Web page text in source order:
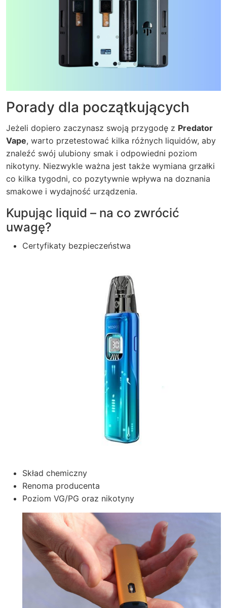
Porady dla początkujących
Jeżeli dopiero zaczynasz swoją przygodę z Predator
Vape, warto przetestować kilka różnych liquidów, aby
znaleźć swój ulubiony smak i odpowiedni poziom
nikotyny. Niezwykle ważna jest także wymiana grzałki
co kilka tygodni, co pozytywnie wpływa na doznania
smakowe i wydajność urządzenia.
Kupując liquid – na co zwrócić
uwagę?
Certyfikaty bezpieczeństwa
Skład chemiczny
Renoma producenta
Poziom VG/PG oraz nikotyny